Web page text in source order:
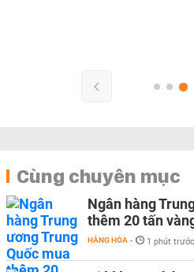
Cùng chuyên mục
Ngân hàng
thêm 20 tấn
HÀNG HÓA - 1 phút trước